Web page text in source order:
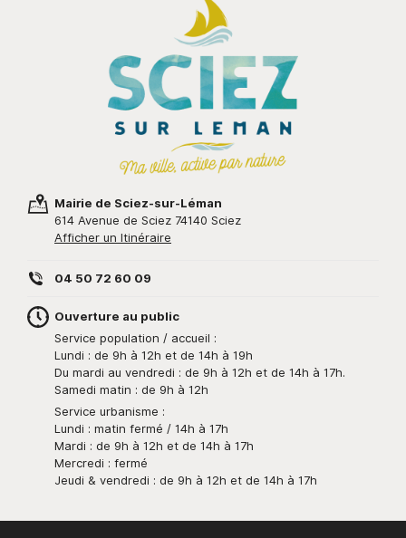
Mairie de Sciez-sur-Léman
614 Avenue de Sciez 74140 Sciez
Afficher un Itinéraire
04 50 72 60 09
Ouverture au public
Service population / accueil :
Lundi : de 9h à 12h et de 14h à 19h
Du mardi au vendredi : de 9h à 12h et de 14h à 17h.
Samedi matin : de 9h à 12h
Service urbanisme :
Lundi : matin fermé / 14h à 17h
Mardi : de 9h à 12h et de 14h à 17h
Mercredi : fermé
Jeudi & vendredi : de 9h à 12h et de 14h à 17h